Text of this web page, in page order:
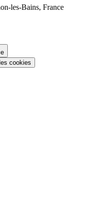
les-Bains, France
cookies